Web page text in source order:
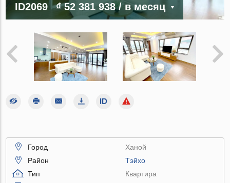
ID2069 ₫ 52 381 938/ в месяц
Город
Ханой
Район
Тэйхо
Тип
Квартира